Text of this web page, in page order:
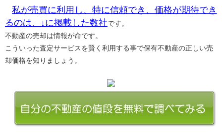
私が売買に利用し、特に信頼でき、価格が期待でき
るのは、↓に掲載した数社です。
不動産の売却は情報が命です。
こういった査定サービスを賢く利用する事で保有不動産の正しい売
却価格を知りましょう。